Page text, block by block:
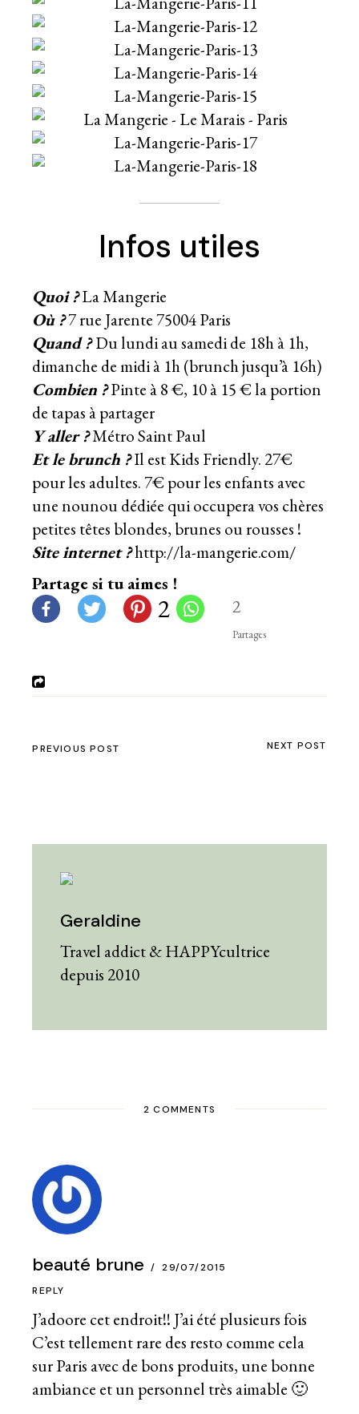
Infos utiles
Quoi ?La Mangerie
Où ?7 rue Jarente 75004 Paris
Quand ? Du lundi au samedi de 18h à 1h,
dimanche de midi à 1h (brunch jusqu’à 16h)
Combien ?Pinte à 8 €, 10 à 15 € la portion
de tapas à partager
Y aller ?Métro Saint Paul
Et le brunch ?Il est Kids Friendly. 27€
pour les adultes. 7€ pour les enfants avec
une nounou dédiée qui occupera vos chères
petites têtes blondes, brunes ou rousses !
Site internet ?http://la-mangerie.com/
Partage si tu aimes !
2 2
Partages
PREVIOUS POST NEXT POST
Geraldine
Travel addict & HAPPYcultrice
depuis 2010
2 COMMENTS
beauté brune 29/07/2015
J’adoore cet endroit!! J’ai été plusieurs fois
C’est tellement rare des resto comme cela
sur Paris avec de bons produits, une bonne
ambiance et un personnel très aimable 🙂
REPLY